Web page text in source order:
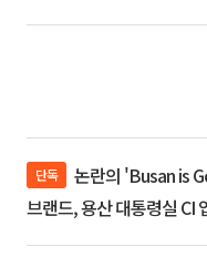
단독
브랜드, 용산 대통령실 CI